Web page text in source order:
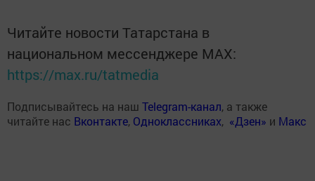
Читайте новости Татарстана в
национальном мессенджере MАХ:
https://max.ru/tatmedia
Подписывайтесь на наш Telegram-канал, а также
читайте нас Вконтакте, Одноклассниках, «Дзен» и Макс